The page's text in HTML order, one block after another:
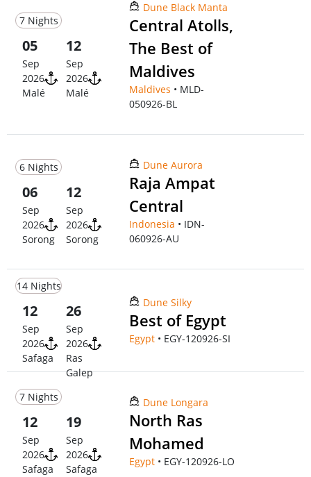
7 Nights
05
Sep
2026
Malé
12
Sep
2026
Malé
Dune Black Manta
Central Atolls,
The Best of
Maldives
Maldives • MLD-
050926-BL
6 Nights
06
Sep
2026
Sorong
12
Sep
2026
Sorong
Dune Aurora
Raja Ampat
Central
Indonesia • IDN-
060926-AU
14 Nights
12
Sep
2026
Safaga
26
Sep
2026
Ras
Galep
Dune Silky
Best of Egypt
Egypt • EGY-120926-SI
7 Nights
12
Sep
2026
Safaga
19
Sep
2026
Safaga
Dune Longara
North Ras
Mohamed
Egypt • EGY-120926-LO